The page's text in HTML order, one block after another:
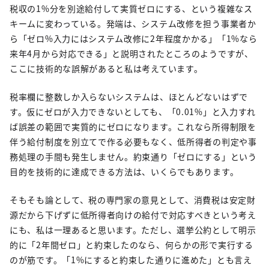
税収の1%分を別途給付して実質ゼロにする、という複雑なス
キームに変わっている。発端は、システム改修を担う事業者か
ら「ゼロ%入力にはシステム改修に2年程度かかる」「1%なら
来年4月から対応できる」と説明されたところのようですが、
ここに技術的な誤解があると私は考えています。
税率欄に整数しか入らないシステムは、ほとんどないはずで
す。仮にゼロが入力できないとしても、「0.01%」と入力すれ
ば誤差の範囲で実質的にゼロになります。これなら所得制限を
伴う給付制度を別立てで作る必要もなく、低所得者の判定や事
務処理の手間も発生しません。約束通り「ゼロにする」という
目的を技術的に達成できる方法は、いくらでもあります。
そもそも論として、税の専門家の意見として、消費税は安定財
源だから下げずに低所得者向けの給付で対応すべきという考え
にも、私は一理あると思います。ただし、選挙公約として明示
的に「2年間ゼロ」と約束したのなら、何らかの形で実行する
のが筋です。「1%にすると約束した通りに進めた」とも言え